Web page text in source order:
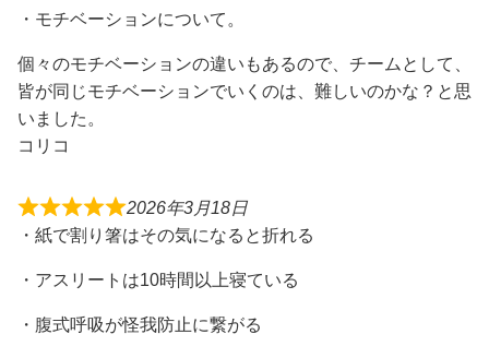
・モチベーションについて。
個々のモチベーションの違いもあるので、チームとして、
皆が同じモチベーションでいくのは、難しいのかな？と思
いました。
コリコ
2026年3月18日
・紙で割り箸はその気になると折れる
・アスリートは10時間以上寝ている
・腹式呼吸が怪我防止に繋がる